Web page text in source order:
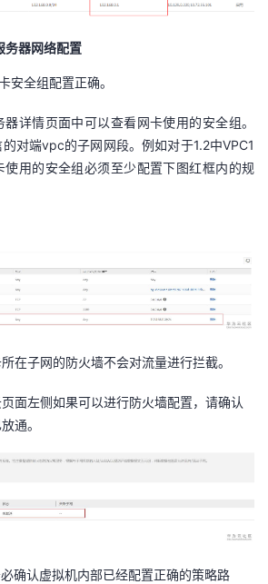
务器网络配置
安全组配置正确。
器详情页面中可以查看网卡使用的安全组。
的对端vpc的子网网段。例如对于1.2中VPC1
使用的安全组必须至少配置下图红框内的规
在子网的防火墙不会对流量进行拦截。
面左侧如果可以进行防火墙配置，请确认
通。
确认虚拟机内部已经配置正确的策略路